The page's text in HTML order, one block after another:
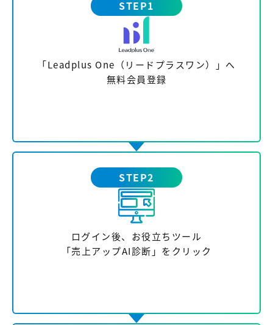
STEP1
「Leadplus One（リードプラスワン）」へ
無料会員登録
STEP2
ログイン後、お役立ちツール
「売上アップAI診断」をクリック